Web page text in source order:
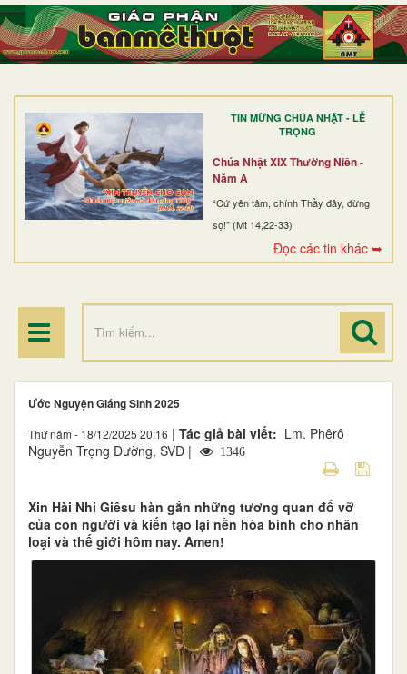
TIN MỪNG CHÚA NHẬT - LỄ
TRỌNG
Chúa Nhật XIX Thường Niên -
Năm A
“Cứ yên tâm, chính Thầy đây, đừng
sợ!” (Mt 14,22-33)
Đọc các tin khác ➥
TRANG NHẤT
GIỚI THIỆU
DÒNG TU
BAN MỤC VỤ
ĐOÀN THỂ CG
ĐIỂM HÀNH HƯƠNG
Ước Nguyện Giáng Sinh 2025
Thứ năm - 18/12/2025 20:16 | Tác giả bài viết: Lm. Phêrô
Nguyễn Trọng Đường, SVD |
1346
Xin Hài Nhi Giêsu hàn gắn những tương quan đổ vỡ
của con người và kiến tạo lại nền hòa bình cho nhân
loại và thế giới hôm nay. Amen!